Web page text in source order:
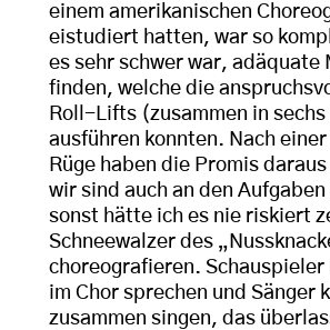
einem amerikanischen
eistudiert hatten, war so
es sehr schwer war, adäquate
finden, welche die
Roll-Lifts (zusammen in sechs
ausführen konnten. Nach
Rüge haben die Promis
wir sind auch an den Aufgaben
sonst hätte ich es nie riskiert
Schneewalzer des
choreografieren. Schauspieler
im Chor sprechen und Sänger
zusammen singen, das